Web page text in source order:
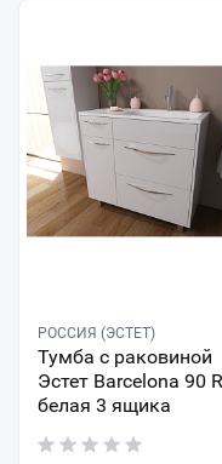
РОССИЯ (ЭСТЕТ)
Тумба с раковиной
Эстет Barcelona 90 R
белая 3 ящика